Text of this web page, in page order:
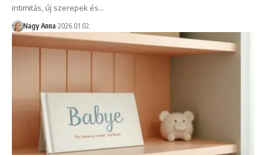
intimitás, új szerepek és…
Nagy Anna 2026.01.02.